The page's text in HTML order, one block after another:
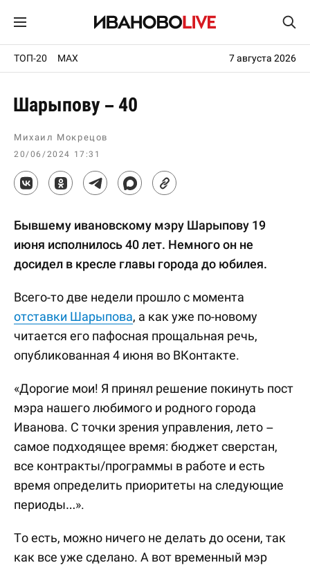
ТОП-20 MAX 7 августа 2026
Шарыпову – 40
Михаил Мокрецов
20/06/2024 17:31
Бывшему ивановскому мэру Шарыпову 19
июня исполнилось 40 лет. Немного он не
досидел в кресле главы города до юбилея.
Всего-то две недели прошло с момента
отставки Шарыпова, а как уже по-новому
читается его пафосная прощальная речь,
опубликованная 4 июня во ВКонтакте.
«Дорогие мои! Я принял решение покинуть пост
мэра нашего любимого и родного города
Иванова. С точки зрения управления, лето –
самое подходящее время: бюджет сверстан,
все контракты/программы в работе и есть
время определить приоритеты на следующие
периоды…».
То есть, можно ничего не делать до осени, так
как все уже сделано. А вот временный мэр